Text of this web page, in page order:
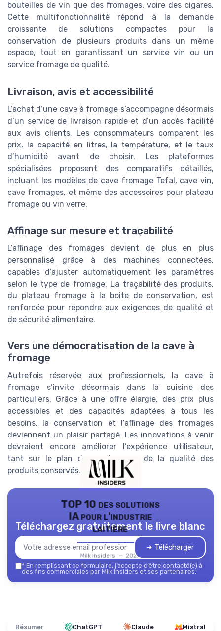
bouteilles de vin que des fromages, voire des cigares.
Cette multifonctionnalité répond à la demande
croissante de solutions compactes pour la
conservation de plusieurs produits dans un même
espace, tout en garantissant un service vin ou un
service fromage de qualité.
Livraison, avis et accessibilité
L’achat d’une cave à fromage s’accompagne désormais
d’un service de livraison rapide et d’un accès facilité
aux avis clients. Les consommateurs comparent les
prix, la capacité en litres, la température, et le taux
d’humidité avant de choisir. Les plateformes
spécialisées proposent des comparatifs détaillés,
incluant les modèles de cave fromage Tefal, cave vin,
cave fromages, et même des accessoires pour plateau
fromage ou vin verre.
Affinage sur mesure et traçabilité
L’affinage des fromages devient de plus en plus
personnalisé grâce à des machines connectées,
capables d’ajuster automatiquement les paramètres
selon le type de fromage. La traçabilité des produits,
du plateau fromage à la boite de conservation, est
renforcée pour répondre aux exigences de qualité et
de sécurité alimentaire.
Vers une démocratisation de la cave à
fromage
Autrefois réservée aux professionnels, la cave à
fromage s’invite désormais dans la cuisine des
particuliers. Grâce à une offre élargie, des prix plus
accessibles et des capacités adaptées à tous les
besoins, la conservation et l’affinage des fromages
deviennent un plaisir partagé. Les innovations à venir
devraient encore améliorer l’expérience utilisateur,
tant sur le plan du service que de la qualité des
produits conservés.
TOP 10 des solutions
IA pour l'industrie
laitière
Milk Insiders — 2026
Téléchargez gratuitement le livre blanc
➔ Télécharger
* En remplissant ce formulaire, j’accepte d’être contacté(e) à
des fins commerciales par Milk Insiders et ses partenaires.
Résumer ChatGPT Claude Mistral